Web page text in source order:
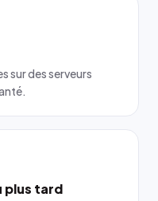
sur des serveurs
plus tard